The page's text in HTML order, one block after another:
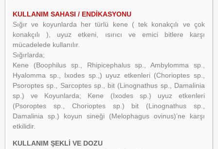
KULLANIM SAHASI / ENDİKASYONU
Sığır ve koyunlarda her türlü kene ( tek konakçılı ve çok
konakçılı ), uyuz etkeni, ısırıcı ve emici bitlere karşı
mücadelede kullanılır.
Sığırlarda;
Kene (Boophilus sp., Rhipicephalus sp., Ambylomma sp.,
Hyalomma sp., Ixodes sp.,) uyuz etkenleri (Chorioptes sp.,
Psoroptes sp., Sarcoptes sp., bit (Linognathus sp., Damalinia
sp.) ve Koyunlarda; Kene (Ixodes sp.) uyuz etkenleri
(Psoroptes sp., Chorioptes sp.) bit (Linognathus sp.,
Damalinia sp.) koyun sineği (Melophagus ovinus)’ne karşı
etkilidir.
KULLANIM ŞEKLİ VE DOZU